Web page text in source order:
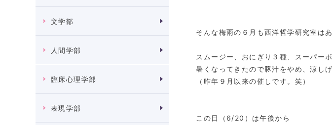
文学部
人間学部
臨床心理学部
表現学部
そんな梅雨の６月も西洋哲学研究室はあ
スムージー、おにぎり３種、スーパー
暑くなってきたので豚汁をやめ、涼し
（昨年９月以来の催しです。笑）
この日（6/20）は午後から